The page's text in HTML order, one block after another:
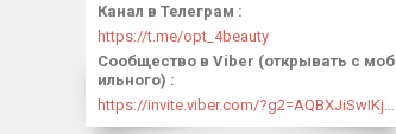
Канал в Телеграм
https://t.me/opt_4beauty
Сообщество в Viber (открывать с моб
ильного)